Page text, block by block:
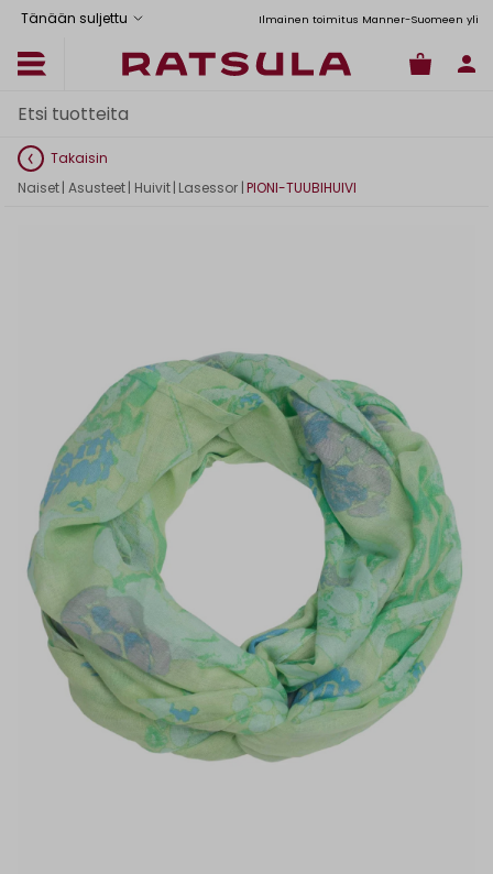
Tänään suljettuToimituskulut alk. 6,90€ Ilmainen toimitus Manner-Suomeen yli
Takaisin
Naiset| Asusteet| Huivit | Lasessor |PIONI-TUUBIHUIVI